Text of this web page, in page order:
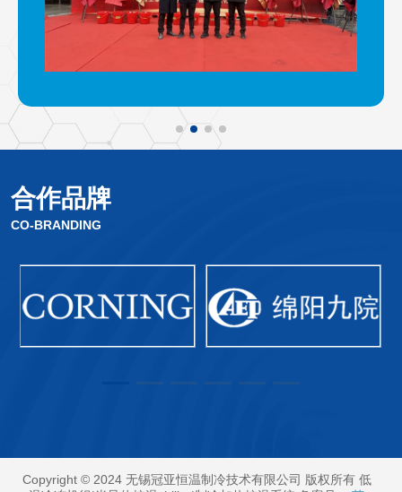
中，冠亚恒温总经理颜总上台致…
合作品牌
CO-BRANDING
Copyright © 2024 无锡冠亚恒温制冷技术有限公司 版权所有 低